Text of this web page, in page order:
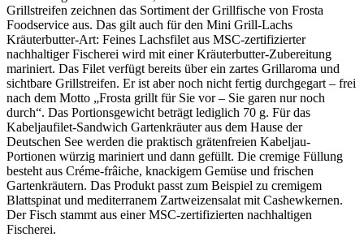
Grillstreifen zeichnen das Sortiment der Grillfische von Frosta
Foodservice aus. Das gilt auch für den Mini Grill-Lachs
Kräuterbutter-Art: Feines Lachsfilet aus MSC-zertifizierter
nachhaltiger Fischerei wird mit einer Kräuterbutter-Zubereitung
mariniert. Das Filet verfügt bereits über ein zartes Grillaroma und
sichtbare Grillstreifen. Er ist aber noch nicht fertig durchgegart – frei
nach dem Motto „Frosta grillt für Sie vor – Sie garen nur noch
durch“. Das Portionsgewicht beträgt lediglich 70 g. Für das
Kabeljaufilet-Sandwich Gartenkräuter aus dem Hause der
Deutschen See werden die praktisch grätenfreien Kabeljau-
Portionen würzig mariniert und dann gefüllt. Die cremige Füllung
besteht aus Créme-frâiche, knackigem Gemüse und frischen
Gartenkräutern. Das Produkt passt zum Beispiel zu cremigem
Blattspinat und mediterranem Zartweizensalat mit Cashewkernen.
Der Fisch stammt aus einer MSC-zertifizierten nachhaltigen
Fischerei.